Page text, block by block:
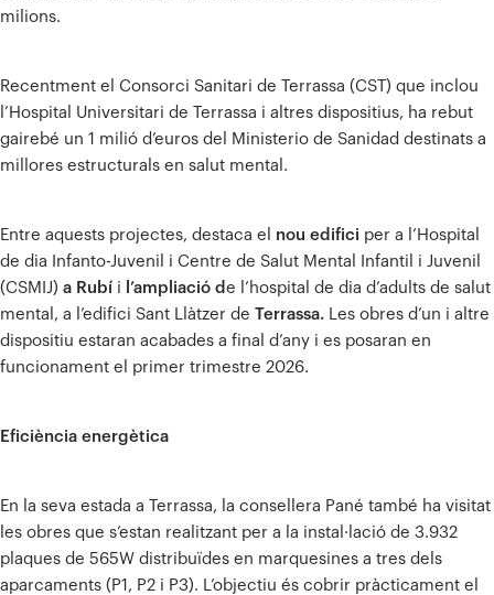
milions.
Recentment el Consorci Sanitari de Terrassa (CST) que inclou
l’Hospital Universitari de Terrassa i altres dispositius, ha rebut
gairebé un 1 milió d’euros del Ministerio de Sanidad destinats a
millores estructurals en salut mental.
Entre aquests projectes, destaca el nou edifici per a l’Hospital
de dia Infanto-Juvenil i Centre de Salut Mental Infantil i Juvenil
(CSMIJ) a Rubí i l’ampliació d e l’hospital de dia d’adults de salut
mental, a l’edifici Sant Llàtzer de Terrassa. Les obres d’un i altre
dispositiu estaran acabades a final d’any i es posaran en
funcionament el primer trimestre 2026.
Eficiència energètica
En la seva estada a Terrassa, la consellera Pané també ha visitat
les obres que s’estan realitzant per a la instal·lació de 3.932
plaques de 565W distribuïdes en marquesines a tres dels
aparcaments (P1, P2 i P3). L’objectiu és cobrir pràcticament el